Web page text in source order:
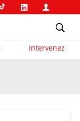
Intervenez